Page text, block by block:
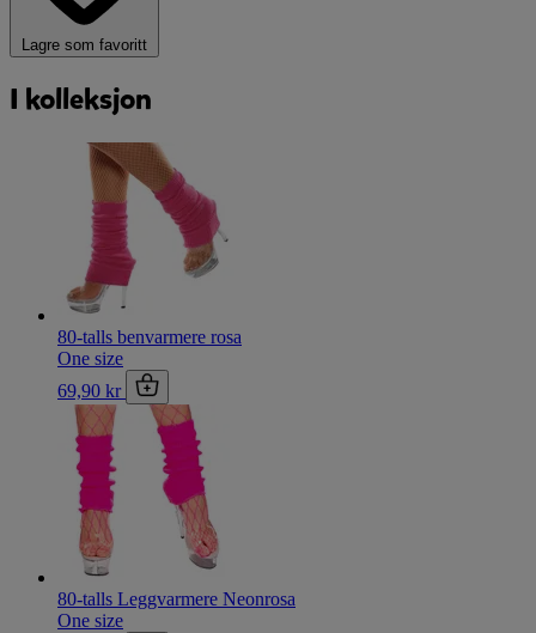
Lagre som favoritt
I kolleksjon
80-talls benvarmere rosa
One size
69,90 kr
80-talls Leggvarmere Neonrosa
One size